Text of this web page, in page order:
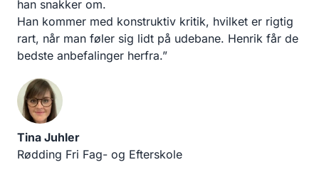
han snakker om.
Han kommer med konstruktiv kritik, hvilket er rigtig
rart, når man føler sig lidt på udebane. Henrik får de
bedste anbefalinger herfra.”
Tina Juhler
Rødding Fri Fag- og Efterskole